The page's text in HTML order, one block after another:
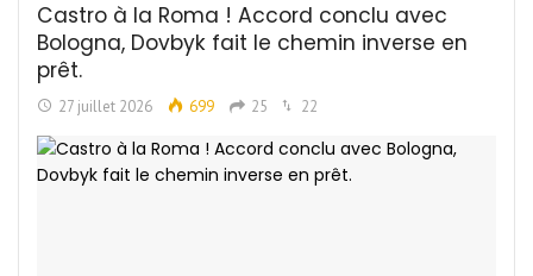
Castro à la Roma ! Accord conclu avec
Bologna, Dovbyk fait le chemin inverse en
prêt.
27 juillet 2026 699 25 22